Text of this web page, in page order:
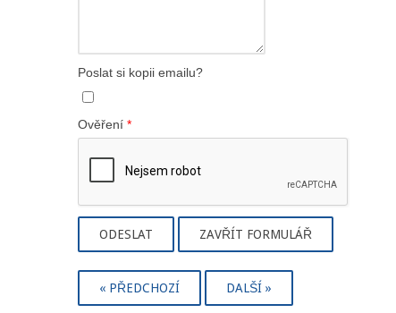
Poslat si kopii emailu?
Ověření *
ODESLAT ZAVŘÍT FORMULÁŘ
« PŘEDCHOZÍ DALŠÍ »